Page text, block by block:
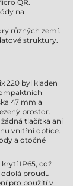
QR.
na
různých zemí.
struktury.
220 byl kladen
47 mm a
prostor.
tlačítka ani
vnitřní optice.
a otočné
IP65, což
odolá proudu
pro použití v